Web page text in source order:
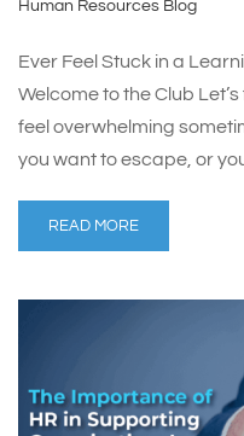
Human Resources Blog
Ever Feel Stuck in a
Welcome to the Club
feel overwhelming
you want to escape, or
READ MORE